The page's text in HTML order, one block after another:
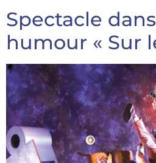
Spectacle
humour « Sur